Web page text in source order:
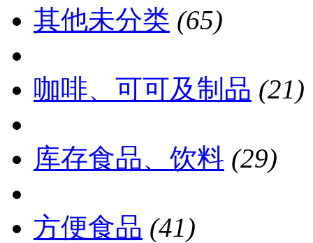
其他未分类 (65)
咖啡、可可及制品 (21)
库存食品、饮料 (29)
方便食品 (41)